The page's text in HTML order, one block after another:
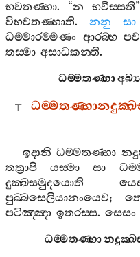
භවතණ‍්හා. “න භවිස‍්සතී”
විභවතණ‍්හාති. නනු සා
ධම‍්මාරම‍්මණං ආරබ‍්භ
තස‍්මා අසාධකන‍්ති.
ධම‍්මතණ‍්හා
ඉදානි ධම‍්මතණ‍්හා
තත්‍රාපි
යස‍්මා සා
දුක‍්ඛසමුදයොති
පුබ‍්බසෙලියානංයෙව;
පටිඤ‍්ඤා ඉතරස‍්ස. සෙසං
ධම‍්මතණ‍්හා